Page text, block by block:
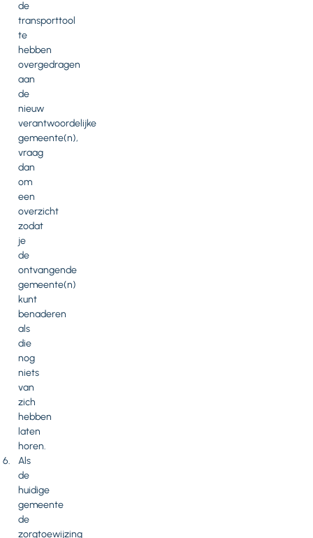
de
transporttool
te
hebben
overgedragen
aan
de
nieuw
verantwoordelijke
gemeente(n),
vraag
dan
om
een
overzicht
zodat
je
de
ontvangende
gemeente(n)
kunt
benaderen
als
die
nog
niets
van
zich
hebben
laten
horen.
Als
de
huidige
gemeente
de
zorgtoewijzing